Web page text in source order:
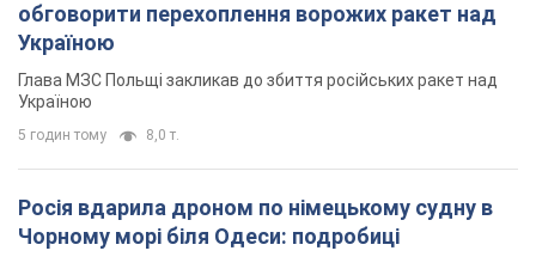
обговорити перехоплення ворожих ракет над
Україною
Глава МЗС Польщі закликав до збиття російських ракет над
Україною
5 годин тому 8,0 т.
Росія вдарила дроном по німецькому судну в
Чорному морі біля Одеси: подробиці